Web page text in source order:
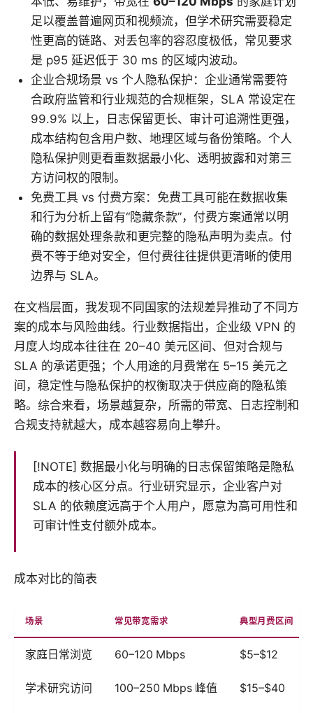
足以覆盖普遍网页和视频流，但学术研究需要稳定
性更高的链路、对丢包率的容忍度极低，常见要求
是 p95 延迟低于 30 ms 的区域内波动。
企业合规场景 vs 个人隐私保护：企业通常需要符
合政府监管和行业规范的合规框架，SLA 常设定在
99.9% 以上，日志保留更长、审计可追溯性更强，
成本结构包含用户数、地理区域与备份策略。个人
隐私保护则更看重数据最小化、透明披露和对第三
方访问权的限制。
免费工具 vs 付费方案：免费工具可能在数据收集
和行为分析上留有“隐藏条款”，付费方案通常以明
确的数据处理条款和更完整的隐私声明为卖点。付
费不等于绝对安全，但付费往往提供更清晰的使用
边界与 SLA。
在文档层面，我发现不同国家的法规差异推动了不同方
案的成本与风险曲线。行业数据指出，企业级 VPN 的
月度人均成本往往在 20–40 美元区间、但对合规与
SLA 的承诺更强；个人用途的月费常在 5–15 美元之
间，稳定性与隐私保护的权衡取决于供应商的隐私策
略。综合来看，场景越复杂，所需的带宽、日志控制和
合规支持就越大，成本越容易向上攀升。
[!NOTE] 数据最小化与明确的日志保留策略是隐私
成本的核心区分点。行业研究显示，企业客户对
SLA 的依赖度远高于个人用户，愿意为高可用性和
可审计性支付额外成本。
成本对比的简表
场景 常见带宽需求 典型月费区间
家庭日常浏览 60–120 Mbps $5–$12
学术研究访问 100–250 Mbps 峰值 $15–$40